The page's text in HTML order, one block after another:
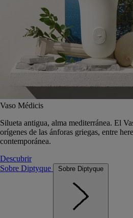
Vaso Médicis
Silueta antigua, alma mediterránea. El
orígenes de las ánforas griegas, entre
contemporánea.
Descubrir
Sobre Diptyque
Sobre Diptyque